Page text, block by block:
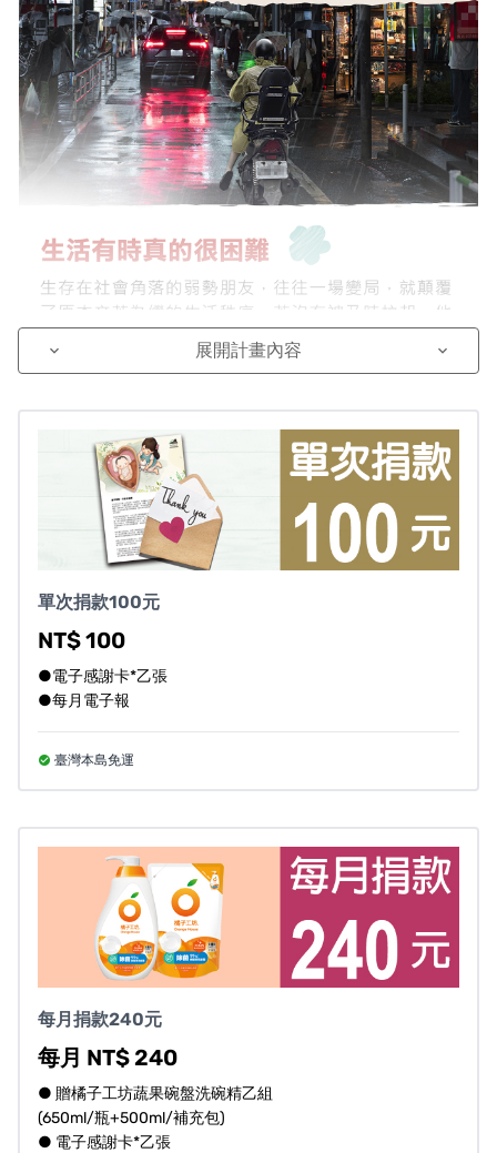
keyboard_arrow_down 展開計畫內容 keyboard_arrow_down
單次捐款100元
NT$ 100
●電子感謝卡*乙張
●每月電子報
臺灣本島免運
每月捐款240元
每月 NT$ 240
● 贈橘子工坊蔬果碗盤洗碗精乙組
(650ml/瓶+500ml/補充包)
● 電子感謝卡*乙張